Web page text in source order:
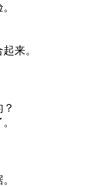
。
起来。
？
。
。